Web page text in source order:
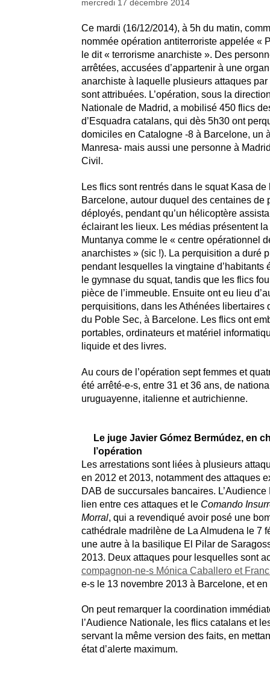
mercredi 17 décembre 2014
Ce mardi (16/12/2014), à 5h du matin,
nommée opération antiterroriste appelée «
le dit « terrorisme anarchiste ». Des
arrêtées, accusées d’appartenir à une
anarchiste à laquelle plusieurs attaques
sont attribuées. L’opération, sous la
Nationale de Madrid, a mobilisé 450 flics
d’Esquadra catalans, qui dès 5h30 ont
domiciles en Catalogne -8 à Barcelone, un
Manresa- mais aussi une personne à
Civil.
Les flics sont rentrés dans le squat Kasa de
Barcelone, autour duquel des centaines de
déployés, pendant qu’un hélicoptère
éclairant les lieux. Les médias présentent
Muntanya comme le « centre opérationnel
anarchistes » (sic !). La perquisition a duré
pendant lesquelles la vingtaine d’habitants
le gymnase du squat, tandis que les flics
pièce de l’immeuble. Ensuite ont eu lieu
perquisitions, dans les Athénées libertaires
du Poble Sec, à Barcelone. Les flics ont
portables, ordinateurs et matériel
liquide et des livres.
Au cours de l’opération sept femmes et
été arrêté-e-s, entre 31 et 36 ans, de
uruguayenne, italienne et autrichienne.
Le juge Javier Gómez Bermúdez, en
l’opération
Les arrestations sont liées à plusieurs
en 2012 et 2013, notamment des attaques
DAB de succursales bancaires.
lien entre ces attaques et le Comando
Morral, qui a revendiqué avoir posé une
cathédrale madrilène de La Almudena le 7
une autre à la basilique El Pilar de
2013. Deux attaques pour lesquelles sont
compagnon-ne-s Mónica Caballero et
e-s le 13 novembre 2013 à Barcelone, et
On peut remarquer la coordination
l’Audience Nationale, les flics catalans et
servant la même version des faits, en
état d’alerte maximum.